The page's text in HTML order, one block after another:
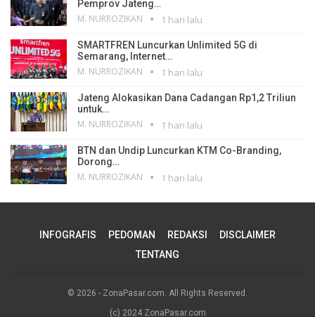
Pemprov Jateng…
M. NURROZIKAN 1 hari lalu
SMARTFREN Luncurkan Unlimited 5G di
Semarang, Internet…
M. NURROZIKAN 1 hari lalu
Jateng Alokasikan Dana Cadangan Rp1,2 Triliun
untuk…
M. NURROZIKAN 1 hari lalu
BTN dan Undip Luncurkan KTM Co-Branding,
Dorong…
M. NURROZIKAN 1 hari lalu
INFOGRAFIS PEDOMAN REDAKSI
DISCLAIMER
TENTANG
© 2026 - ZonaPasar.com. All Rights Reserved.
(c) 2024 ZonaPasar.com